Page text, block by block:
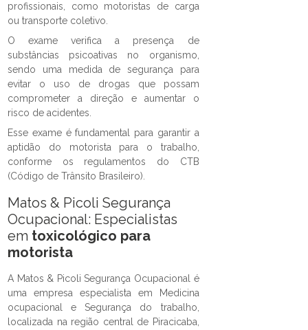
profissionais, como motoristas de carga
ou transporte coletivo.
O exame verifica a presença de
substâncias psicoativas no organismo,
sendo uma medida de segurança para
evitar o uso de drogas que possam
comprometer a direção e aumentar o
risco de acidentes.
Esse exame é fundamental para garantir a
aptidão do motorista para o trabalho,
conforme os regulamentos do CTB
(Código de Trânsito Brasileiro).
Matos & Picoli Segurança
Ocupacional: Especialistas
em toxicológico para
motorista
A Matos & Picoli Segurança Ocupacional é
uma empresa especialista em Medicina
ocupacional e Segurança do trabalho,
localizada na região central de Piracicaba,